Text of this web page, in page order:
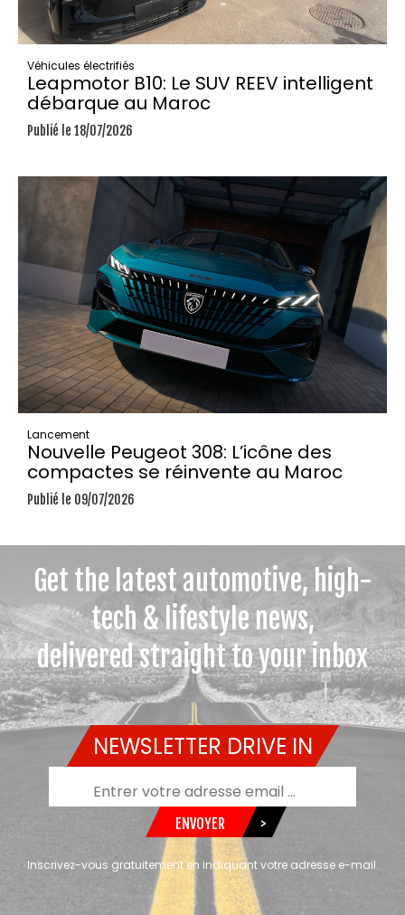
Véhicules électrifiés
Leapmotor B10: Le SUV REEV intelligent
débarque au Maroc
Publié le 18/07/2026
Lancement
Nouvelle Peugeot 308: L’icône des
compactes se réinvente au Maroc
Publié le 09/07/2026
Get the latest automotive, high-
tech & lifestyle news,
delivered straight to your inbox
NEWSLETTER DRIVE IN
ENVOYER >
Inscrivez-vous gratuitement en indiquant votre adresse e-mail.